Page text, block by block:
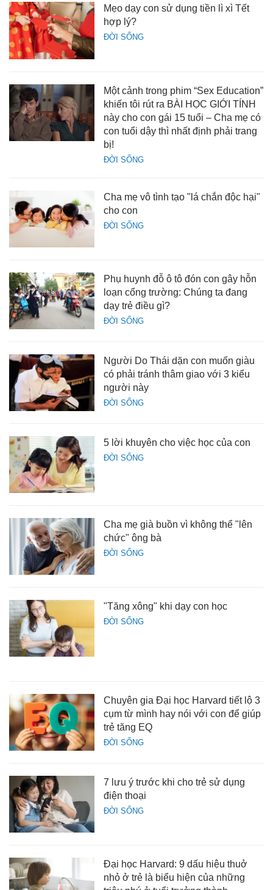
ĐỜI SỐNG
Mẹo dạy con sử dụng tiền lì xì Tết
hợp lý?
ĐỜI SỐNG
Một cảnh trong phim “Sex Education”
khiến tôi rút ra BÀI HỌC GIỚI TÍNH
này cho con gái 15 tuổi – Cha mẹ có
con tuổi dậy thì nhất định phải trang
bị!
ĐỜI SỐNG
Cha mẹ vô tình tạo "lá chắn độc hại"
cho con
ĐỜI SỐNG
Phụ huynh đỗ ô tô đón con gây hỗn
loạn cổng trường: Chúng ta đang
dạy trẻ điều gì?
ĐỜI SỐNG
Người Do Thái dặn con muốn giàu
có phải tránh thâm giao với 3 kiểu
người này
ĐỜI SỐNG
5 lời khuyên cho việc học của con
ĐỜI SỐNG
Cha mẹ già buồn vì không thể "lên
chức" ông bà
ĐỜI SỐNG
"Tăng xông" khi dạy con học
ĐỜI SỐNG
Chuyên gia Đại học Harvard tiết lộ 3
cụm từ mình hay nói với con để giúp
trẻ tăng EQ
ĐỜI SỐNG
7 lưu ý trước khi cho trẻ sử dụng
điện thoại
Đại học Harvard: 9 dấu hiệu thuở
nhỏ ở trẻ là biểu hiện của những